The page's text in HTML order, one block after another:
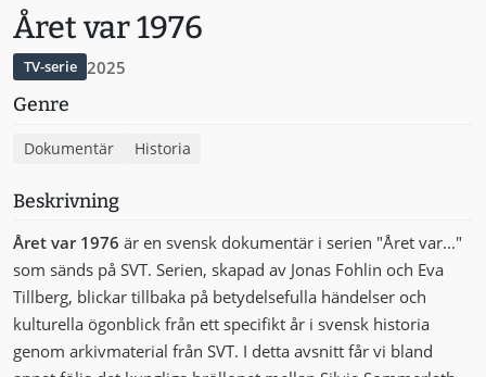
Året var 1976
TV-serie 2025
Genre
Dokumentär Historia
Beskrivning
Året var 1976 är en svensk dokumentär i serien "Året var..."
som sänds på SVT. Serien, skapad av Jonas Fohlin och Eva
Tillberg, blickar tillbaka på betydelsefulla händelser och
kulturella ögonblick från ett specifikt år i svensk historia
genom arkivmaterial från SVT. I detta avsnitt får vi bland